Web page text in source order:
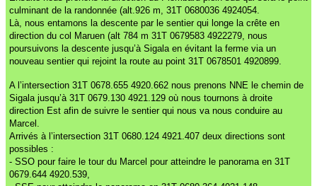
culminant de la randonnée (alt.926 m, 31T 0680036 4924054.
Là, nous entamons la descente par le sentier qui longe la crête en
direction du col Maruen (alt 784 m 31T 0679583 4922279, nous
poursuivons la descente jusqu’à Sigala en évitant la ferme via un
nouveau sentier qui rejoint la route au point 31T 0678501 4920899.
A l’intersection 31T 0678.655 4920.662 nous prenons NNE le chemin de
Sigala jusqu’à 31T 0679.130 4921.129 où nous tournons à droite
direction Est afin de suivre le sentier qui nous va nous conduire au
Marcel.
Arrivés à l’intersection 31T 0680.124 4921.407 deux directions sont
possibles :
- SSO pour faire le tour du Marcel pour atteindre le panorama en 31T
0679.644 4920.539,